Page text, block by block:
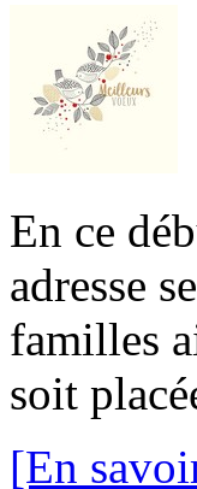
En ce
adresse
familles
soit
[En